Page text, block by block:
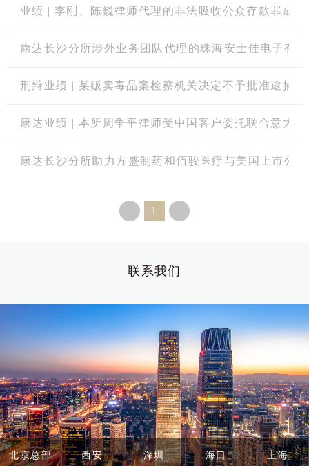
业绩 | 李刚、陈巍律师代理的非法吸收公众存款罪成功
康达长沙分所涉外业务团队代理的珠海安士佳电子有
刑辩业绩 | 某贩卖毒品案检察机关决定不予批准逮捕
康达业绩 | 本所周争平律师受中国客户委托联合意大
康达长沙分所助力方盛制药和佰骏医疗与美国上市公
1
联系我们
北京总部 西安 深圳 海口 上海